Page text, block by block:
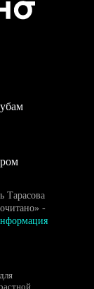
Тарасова
-